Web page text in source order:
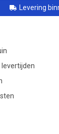
Levering